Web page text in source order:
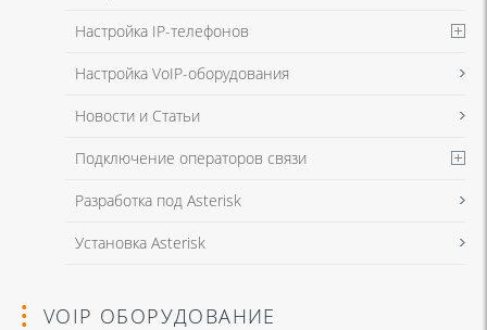
Настройка IP-телефонов
Настройка VoIP-оборудования
Новости и Статьи
Подключение операторов связи
Разработка под Asterisk
Установка Asterisk
VOIP ОБОРУДОВАНИЕ